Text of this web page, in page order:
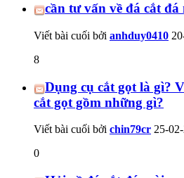
cần tư vấn về đá cắt đá
Viết bài cuối bởi anhduy0410
8
Dụng cụ cắt gọt là gì?
cắt gọt gồm những gì?
Viết bài cuối bởi chin79cr 25-
0